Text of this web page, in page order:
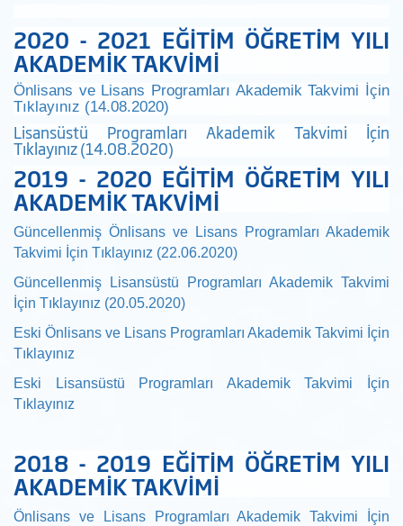
2020 - 2021 EĞİTİM ÖĞRETİM YILI
AKADEMİK TAKVİMİ
Önlisans ve Lisans Programları Akademik Takvimi İçin
Tıklayınız (14.08.2020)
Lisansüstü Programları Akademik Takvimi İçin
Tıklayınız (14.08.2020)
2019 - 2020 EĞİTİM ÖĞRETİM YILI
AKADEMİK TAKVİMİ
Güncellenmiş Önlisans ve Lisans Programları Akademik
Takvimi İçin Tıklayınız (22.06.2020)
Güncellenmiş Lisansüstü Programları Akademik Takvimi
İçin Tıklayınız (20.05.2020)
Eski Önlisans ve Lisans Programları Akademik Takvimi İçin
Tıklayınız
Eski
Lisansüstü Programları Akademik Takvimi İçin
Tıklayınız
2018 - 2019 EĞİTİM ÖĞRETİM YILI
AKADEMİK TAKVİMİ
Önlisans ve Lisans Programları Akademik Takvimi İçin